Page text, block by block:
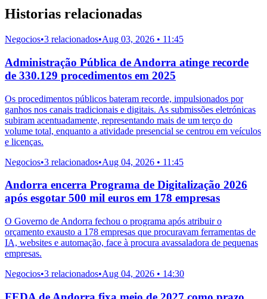
Historias relacionadas
Negocios•3 relacionados•Aug 03, 2026 • 11:45
Administração Pública de Andorra atinge recorde
de 330.129 procedimentos em 2025
Os procedimentos públicos bateram recorde, impulsionados por
ganhos nos canais tradicionais e digitais. As submissões eletrónicas
subiram acentuadamente, representando mais de um terço do
volume total, enquanto a atividade presencial se centrou em veículos
e licenças.
Negocios•3 relacionados•Aug 04, 2026 • 11:45
Andorra encerra Programa de Digitalização 2026
após esgotar 500 mil euros em 178 empresas
O Governo de Andorra fechou o programa após atribuir o
orçamento exausto a 178 empresas que procuravam ferramentas de
IA, websites e automação, face à procura avassaladora de pequenas
empresas.
Negocios•3 relacionados•Aug 04, 2026 • 14:30